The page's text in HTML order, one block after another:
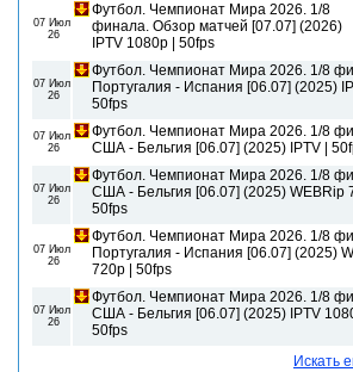
07 Июл
26
Футбол. Чемпионат Мира 2026. 1/8
финала. Обзор матчей [07.07] (2026)
IPTV 1080р | 50fps
07 Июл
26
Футбол. Чемпионат Мира 2026. 1/8
Португалия - Испания [06.07] (2025)
50fps
07 Июл
26
Футбол. Чемпионат Мира 2026. 1/8
США - Бельгия [06.07] (2025) IPTV |
07 Июл
26
Футбол. Чемпионат Мира 2026. 1/8
США - Бельгия [06.07] (2025) WEBRip
50fps
07 Июл
26
Футбол. Чемпионат Мира 2026. 1/8
Португалия - Испания [06.07] (2025)
720p | 50fps
07 Июл
26
Футбол. Чемпионат Мира 2026. 1/8
США - Бельгия [06.07] (2025) IPTV
50fps
Искать